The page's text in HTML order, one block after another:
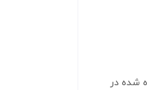
شده در